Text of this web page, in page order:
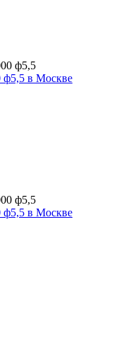
ф5,5 в Москве
ф5,5 в Москве